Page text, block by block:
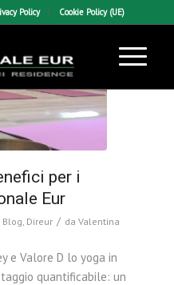
Policy Cookie Policy (UE)
per i
Eur
Blog, Direur / da Valentina
e Valore D lo yoga in
quantificabile: un